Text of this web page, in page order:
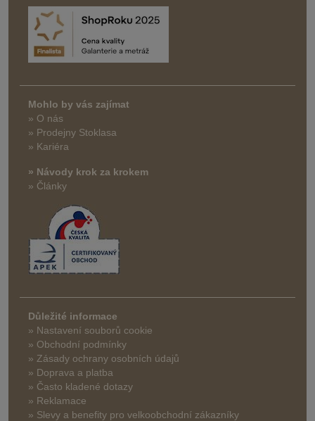
Mohlo by vás zajímat
» O nás
» Prodejny Stoklasa
» Kariéra
» Návody krok za krokem
» Články
Důležité informace
» Nastavení souborů cookie
» Obchodní podmínky
» Zásady ochrany osobních údajů
» Doprava a platba
» Často kladené dotazy
» Reklamace
» Slevy a benefity pro velkoobchodní zákazníky